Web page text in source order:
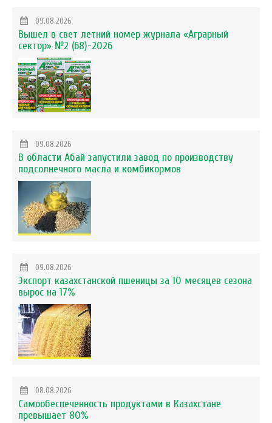
09.08.2026
Вышел в свет летний номер журнала «Аграрный
сектор» №2 (68)-2026
09.08.2026
В области Абай запустили завод по производству
подсолнечного масла и комбикормов
09.08.2026
Экспорт казахстанской пшеницы за 10 месяцев сезона
вырос на 17%
08.08.2026
Самообеспеченность продуктами в Казахстане
превышает 80%